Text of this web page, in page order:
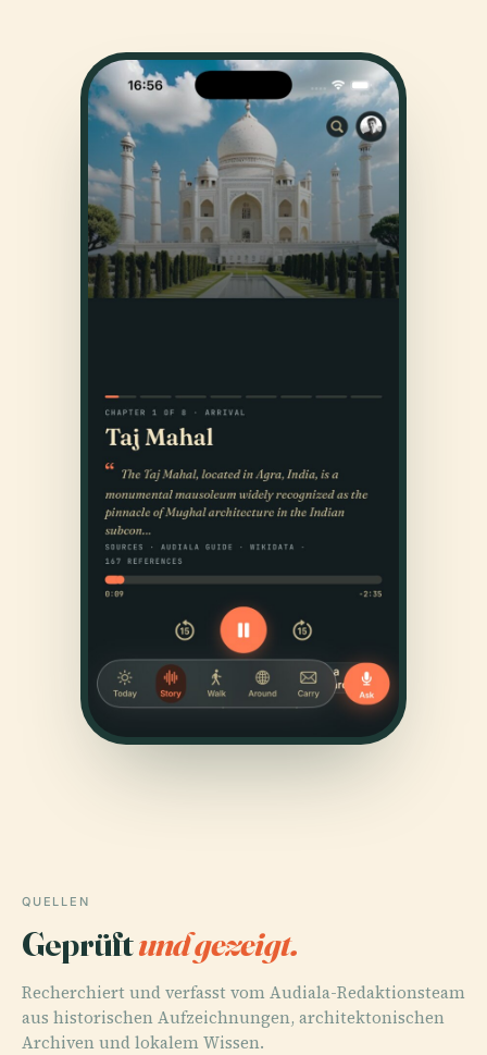
QUELLEN
Geprüftund gezeigt.
Recherchiert und verfasst vom Audiala-Redaktionsteam
aus historischen Aufzeichnungen, architektonischen
Archiven und lokalem Wissen.